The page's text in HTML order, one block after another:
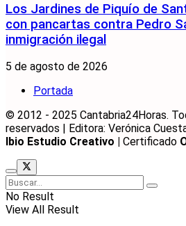
Los Jardines de Piquío de
con pancartas contra Pedro
inmigración ilegal
5 de agosto de 2026
Portada
© 2012 - 2025 Cantabria24Horas.
reservados | Editora: Verónica
Ibio Estudio Creativo |
Certificado
No Result
View All Result